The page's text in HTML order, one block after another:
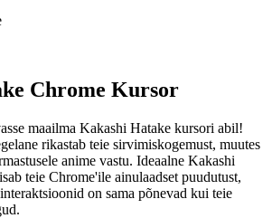
Chrome Kursor
maailma Kakashi Hatake kursori abil!
rikastab teie sirvimiskogemust, muutes
anime vastu. Ideaalne Kakashi
teie Chrome'ile ainulaadset puudutust,
on sama põnevad kui teie